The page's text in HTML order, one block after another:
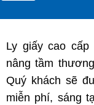
Ly giấy cao
nâng tầm
Quý khách sẽ
miễn phí, sáng